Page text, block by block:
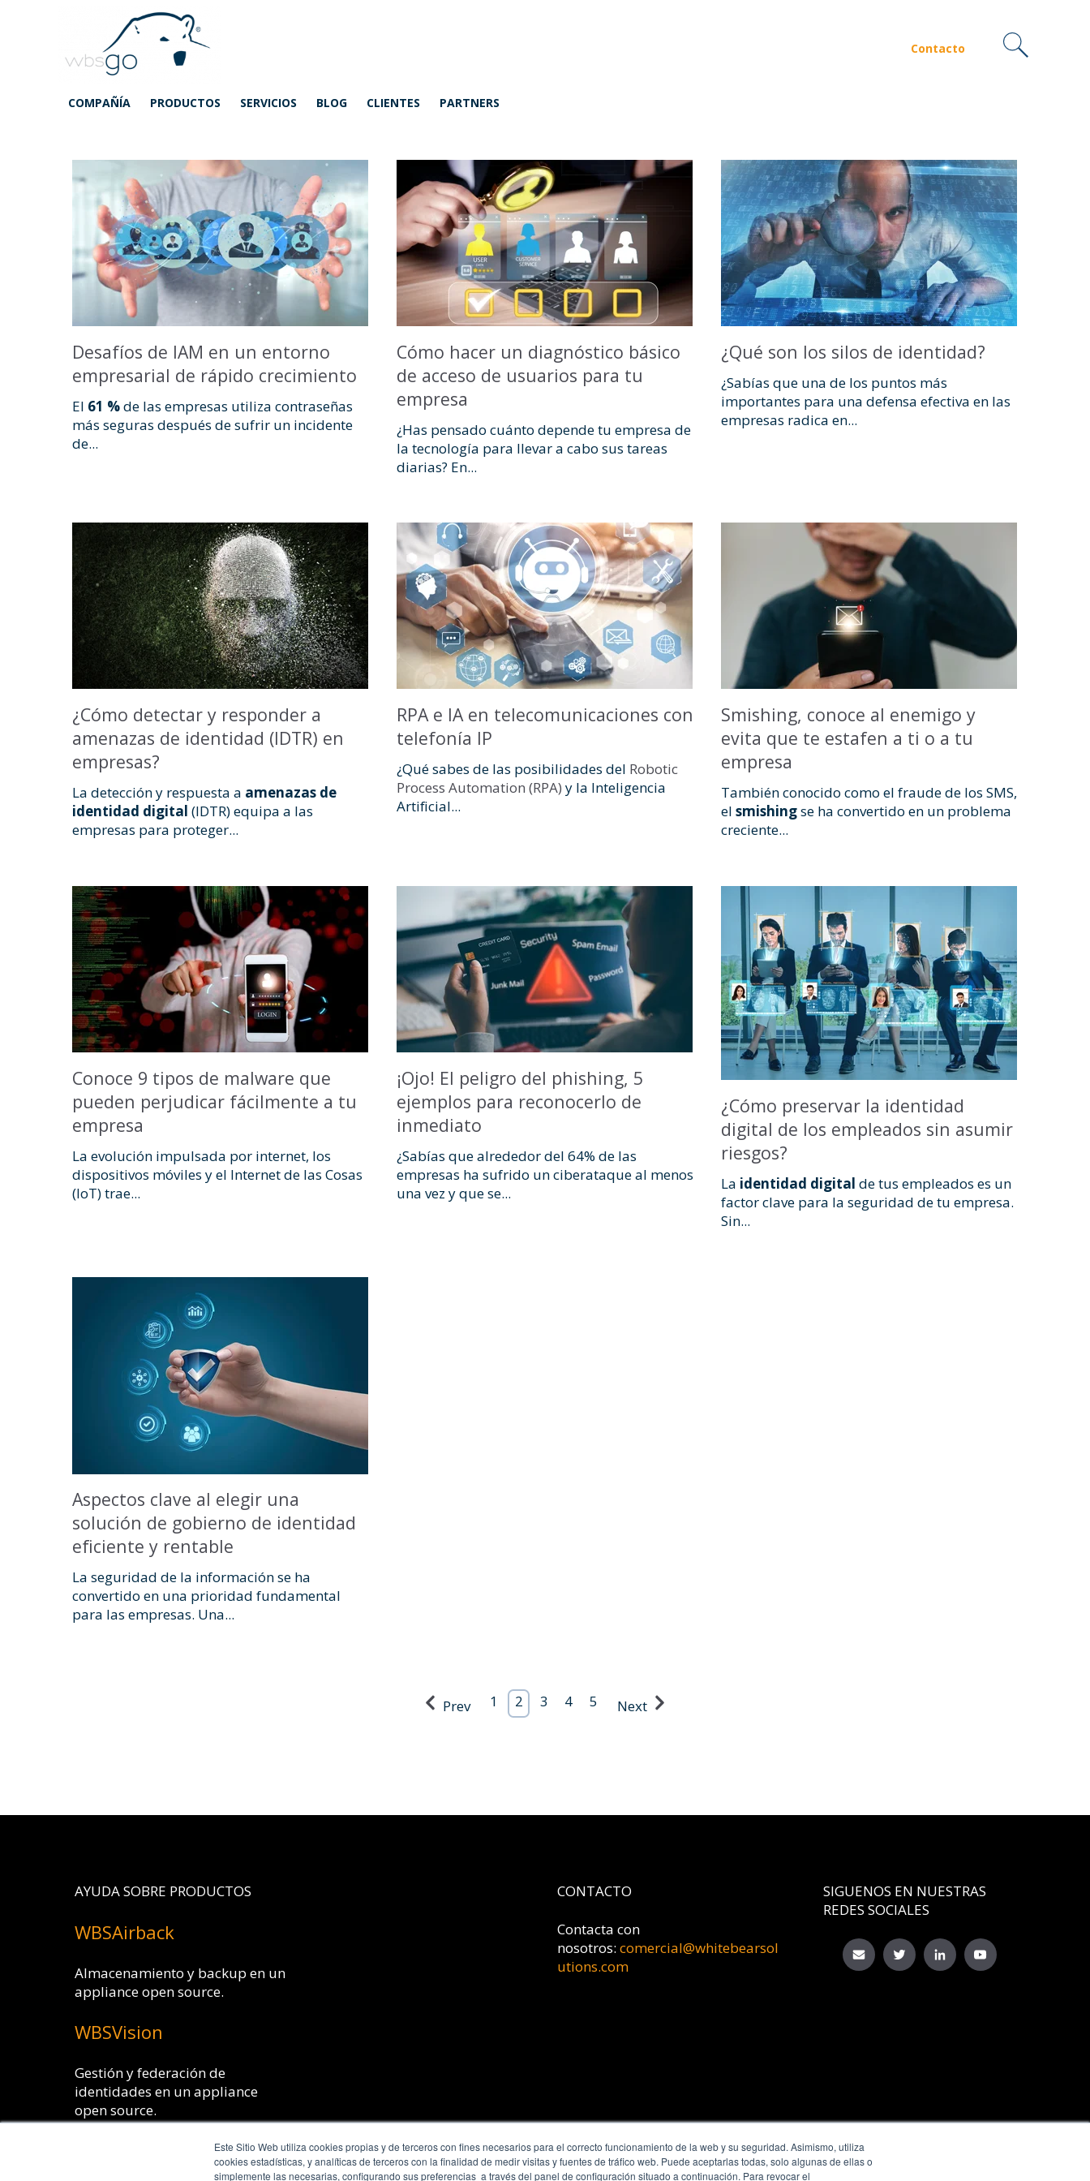
Este Sitio Web utiliza cookies propias y de terceros con fines necesarios para el correcto funcionamiento de la web y su seguridad. Asimismo, utiliza
cookies estadísticas, y analíticas de terceros con la finalidad de medir visitas y fuentes de tráfico web. Puede aceptarlas todas, solo algunas de ellas o
simplemente las necesarias, configurando sus preferencias a través del panel de configuración situado a continuación. Para revocar el
COMPAÑÍA PRODUCTOS SERVICIOS BLOG CLIENTES PARTNERS
Contacto
Desafíos de IAM en un entorno
empresarial de rápido crecimiento
El 61 %de las empresas utiliza contraseñas
más seguras después de sufrir un incidente
de...
Cómo hacer un diagnóstico básico
de acceso de usuarios para tu
empresa
¿Has pensado cuánto depende tu empresa de
la tecnología para llevar a cabo sus tareas
diarias? En...
¿Qué son los silos de identidad?
¿Sabías que una de los puntos más
importantes para una defensa efectiva en las
empresas radica en...
¿Cómo detectar y responder a
amenazas de identidad (IDTR) en
empresas?
La detección y respuesta a amenazas de
identidad digital (IDTR) equipa a las
empresas para proteger...
RPA e IA en telecomunicaciones con
telefonía IP
¿Qué sabes de las posibilidades del Robotic
Process Automation (RPA) y la Inteligencia
Artificial...
Smishing, conoce al enemigo y
evita que te estafen a ti o a tu
empresa
También conocido como el fraude de los SMS,
el smishingse ha convertido en un problema
creciente...
Conoce 9 tipos de malware que
pueden perjudicar fácilmente a tu
empresa
La evolución impulsada por internet, los
dispositivos móviles y el Internet de las Cosas
(IoT) trae...
¡Ojo! El peligro del phishing, 5
ejemplos para reconocerlo de
inmediato
¿Sabías que alrededor del 64% de las
empresas ha sufrido un ciberataque al menos
una vez y que se...
¿Cómo preservar la identidad
digital de los empleados sin asumir
riesgos?
La identidad digital de tus empleados es un
factor clave para la seguridad de tu empresa.
Sin...
Aspectos clave al elegir una
solución de gobierno de identidad
eficiente y rentable
La seguridad de la información se ha
convertido en una prioridad fundamental
para las empresas. Una...
Prev 1 2 3 4 5 Next
AYUDA SOBRE PRODUCTOS
WBSAirback
Almacenamiento y backup en un
appliance open source.
WBSVision
Gestión y federación de
identidades en un appliance
open source.
CONTACTO
Contacta con
nosotros: comercial@whitebearsol
utions.com
SIGUENOS EN NUESTRAS
REDES SOCIALES